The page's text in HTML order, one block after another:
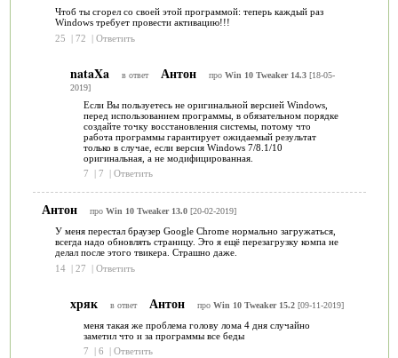
Чтоб ты сгорел со своей этой программой: теперь каждый раз
Windows требует провести активацию!!!
25
| 72 | Ответить
nataXa в ответ Антон про Win 10 Tweaker 14.3[18-05-
2019]
Если Вы пользуетесь не оригинальной версией Windows,
перед использованием программы, в обязательном порядке
создайте точку восстановления системы, потому что
работа программы гарантирует ожидаемый результат
только в случае, если версия Windows 7/8.1/10
оригинальная, а не модифицированная.
7
| 7 | Ответить
Антон про Win 10 Tweaker 13.0[20-02-2019]
У меня перестал браузер Google Chrome нормально загружаться,
всегда надо обновлять страницу. Это я ещё перезагрузку компа не
делал после этого твикера. Страшно даже.
14 | 27 | Ответить
хряк в ответ Антон про Win 10 Tweaker 15.2[09-11-2019]
меня такая же проблема голову лома 4 дня случайно
заметил что и за программы все беды
7
| 6 | Ответить